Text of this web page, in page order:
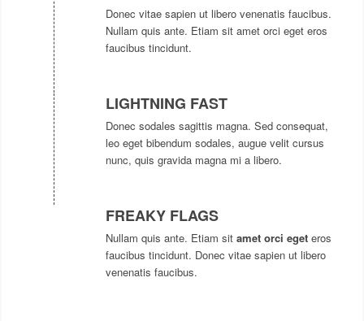
Donec vitae sapien ut libero venenatis faucibus.
Nullam quis ante. Etiam sit amet orci eget eros
faucibus tincidunt.
LIGHTNING FAST
Donec sodales sagittis magna. Sed consequat,
leo eget bibendum sodales, augue velit cursus
nunc, quis gravida magna mi a libero.
FREAKY FLAGS
Nullam quis ante. Etiam sit amet orci egeteros
faucibus tincidunt. Donec vitae sapien ut libero
venenatis faucibus.